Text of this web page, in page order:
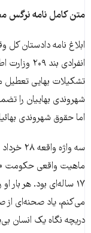
متن کامل نامه نرگس
انفرادی
تشکیلات بهایی
شهروندی بهاییان را
اما حقوق شهروندی
ماهیت واقعی حکومت
می‌کنم، یاد صحنه‌ای از
دریچه نگاه یک‌ انسان